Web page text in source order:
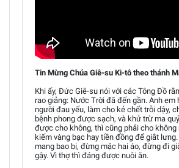
Tin Mừng Chúa Giê-su Ki-tô theo thánh
Khi ấy, Đức Giê-su nói với các Tông Đồ
rao giảng: Nước Trời đã đến gần. Anh em
người đau yếu, làm cho kẻ chết trỗi dậy,
bệnh phong được sạch, và khử trừ ma
được cho không, thì cũng phải cho không
kiếm vàng bạc hay tiền đồng để giắt
mang bao bị, đừng mặc hai áo, đừng đi
gậy. Vì thợ thì đáng được nuôi ăn.